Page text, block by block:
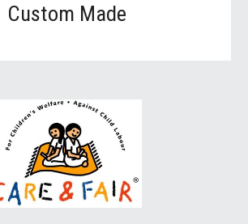
Custom Made